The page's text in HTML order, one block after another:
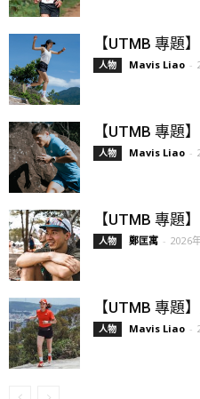
【UTMB 專題
人物 Mavis Liao -
【UTMB 專題
人物 Mavis Liao -
【UTMB 專題
人物 鄭匡寓 - 2026
【UTMB 專題
人物 Mavis Liao -